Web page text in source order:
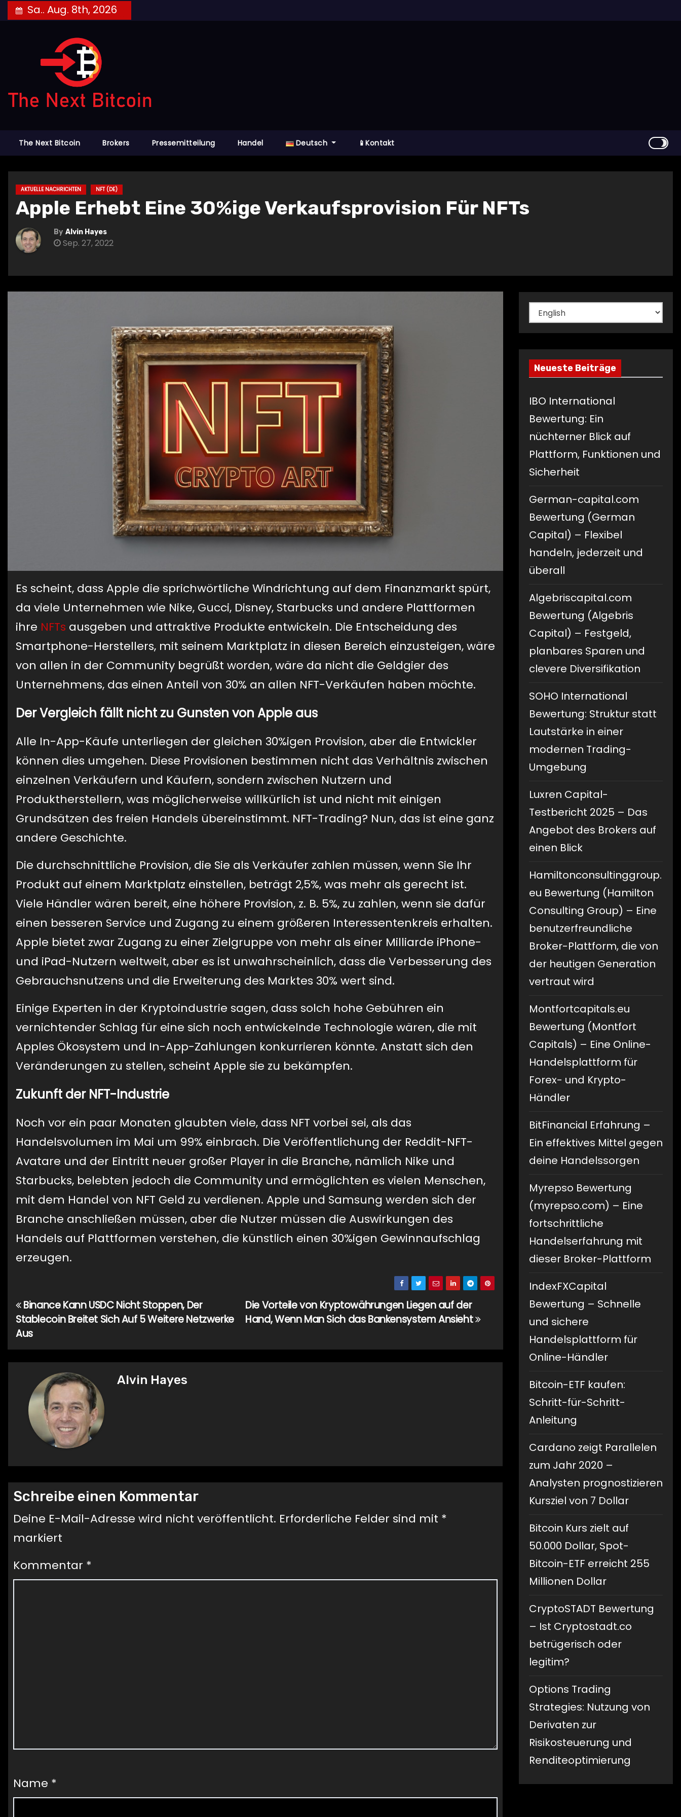
to
Sa.. Aug. 8th, 2026
The Next Bitcoin Brokers Pressemitteilung Handel Deutsch 📱Kontakt
AKTUELLE NACHRICHTEN NFT (DE)
Apple Erhebt Eine 30%ige Verkaufsprovision Für NFTs
By Alvin Hayes
Sep. 27, 2022
Es scheint, dass Apple die sprichwörtliche Windrichtung auf dem Finanzmarkt spürt,
da viele Unternehmen wie Nike, Gucci, Disney, Starbucks und andere Plattformen
ihre NFTs ausgeben und attraktive Produkte entwickeln. Die Entscheidung des
Smartphone-Herstellers, mit seinem Marktplatz in diesen Bereich einzusteigen, wäre
von allen in der Community begrüßt worden, wäre da nicht die Geldgier des
Unternehmens, das einen Anteil von 30% an allen NFT-Verkäufen haben möchte.
Der Vergleich fällt nicht zu Gunsten von Apple aus
Alle In-App-Käufe unterliegen der gleichen 30%igen Provision, aber die Entwickler
können dies umgehen. Diese Provisionen bestimmen nicht das Verhältnis zwischen
einzelnen Verkäufern und Käufern, sondern zwischen Nutzern und
Produktherstellern, was möglicherweise willkürlich ist und nicht mit einigen
Grundsätzen des freien Handels übereinstimmt. NFT-Trading? Nun, das ist eine ganz
andere Geschichte.
Die durchschnittliche Provision, die Sie als Verkäufer zahlen müssen, wenn Sie Ihr
Produkt auf einem Marktplatz einstellen, beträgt 2,5%, was mehr als gerecht ist.
Viele Händler wären bereit, eine höhere Provision, z. B. 5%, zu zahlen, wenn sie dafür
einen besseren Service und Zugang zu einem größeren Interessentenkreis erhalten.
Apple bietet zwar Zugang zu einer Zielgruppe von mehr als einer Milliarde iPhone-
und iPad-Nutzern weltweit, aber es ist unwahrscheinlich, dass die Verbesserung des
Gebrauchsnutzens und die Erweiterung des Marktes 30% wert sind.
Einige Experten in der Kryptoindustrie sagen, dass solch hohe Gebühren ein
vernichtender Schlag für eine sich noch entwickelnde Technologie wären, die mit
Apples Ökosystem und In-App-Zahlungen konkurrieren könnte. Anstatt sich den
Veränderungen zu stellen, scheint Apple sie zu bekämpfen.
Zukunft der NFT-Industrie
Noch vor ein paar Monaten glaubten viele, dass NFT vorbei sei, als das
Handelsvolumen im Mai um 99% einbrach. Die Veröffentlichung der Reddit-NFT-
Avatare und der Eintritt neuer großer Player in die Branche, nämlich Nike und
Starbucks, belebten jedoch die Community und ermöglichten es vielen Menschen,
mit dem Handel von NFT Geld zu verdienen. Apple und Samsung werden sich der
Branche anschließen müssen, aber die Nutzer müssen die Auswirkungen des
Handels auf Plattformen verstehen, die künstlich einen 30%igen Gewinnaufschlag
erzeugen.
Beitragsnavigation
Die Vorteile von Kryptowährungen Liegen auf der
Hand, Wenn Man Sich das Bankensystem Ansieht
Binance Kann USDC Nicht Stoppen, Der
Stablecoin Breitet Sich Auf 5 Weitere Netzwerke
Aus
Alvin Hayes
Schreibe einen Kommentar
Deine E-Mail-Adresse wird nicht veröffentlicht. Erforderliche Felder sind mit *
markiert
Kommentar *
Name *
Sprache
auswählen
Neueste Beiträge
IBO International
Bewertung: Ein
nüchterner Blick auf
Plattform, Funktionen und
Sicherheit
German-capital.com
Bewertung (German
Capital) – Flexibel
handeln, jederzeit und
überall
Algebriscapital.com
Bewertung (Algebris
Capital) – Festgeld,
planbares Sparen und
clevere Diversifikation
SOHO International
Bewertung: Struktur statt
Lautstärke in einer
modernen Trading-
Umgebung
Luxren Capital-
Testbericht 2025 – Das
Angebot des Brokers auf
einen Blick
Hamiltonconsultinggroup.
eu Bewertung (Hamilton
Consulting Group) – Eine
benutzerfreundliche
Broker-Plattform, die von
der heutigen Generation
vertraut wird
Montfortcapitals.eu
Bewertung (Montfort
Capitals) – Eine Online-
Handelsplattform für
Forex- und Krypto-
Händler
BitFinancial Erfahrung –
Ein effektives Mittel gegen
deine Handelssorgen
Myrepso Bewertung
(myrepso.com) – Eine
fortschrittliche
Handelserfahrung mit
dieser Broker-Plattform
IndexFXCapital
Bewertung – Schnelle
und sichere
Handelsplattform für
Online-Händler
Bitcoin-ETF kaufen:
Schritt-für-Schritt-
Anleitung
Cardano zeigt Parallelen
zum Jahr 2020 –
Analysten prognostizieren
Kursziel von 7 Dollar
Bitcoin Kurs zielt auf
50.000 Dollar, Spot-
Bitcoin-ETF erreicht 255
Millionen Dollar
CryptoSTADT Bewertung
– Ist Cryptostadt.co
betrügerisch oder
legitim?
Options Trading
Strategies: Nutzung von
Derivaten zur
Risikosteuerung und
Renditeoptimierung